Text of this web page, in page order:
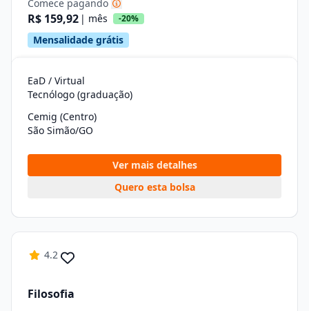
Comece pagando
R$ 159,92 | mês -20%
Mensalidade grátis
EaD / Virtual
Tecnólogo (graduação)
Cemig (Centro)
São Simão/GO
Ver mais detalhes
Quero esta bolsa
4.2
Filosofia